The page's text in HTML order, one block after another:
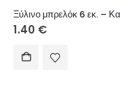
1.40 €